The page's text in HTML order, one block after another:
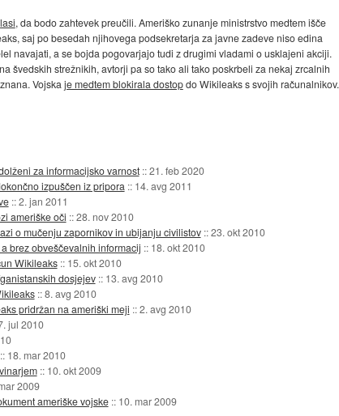
, da bodo zahtevek preučili. Ameriško zunanje ministrstvo medtem išče
saj po besedah njihovega podsekretarja za javne zadeve niso edina
navajati, a se bojda pogovarjajo tudi z drugimi vladami o usklajeni akciji.
švedskih strežnikih, avtorji pa so tako ali tako poskrbeli za nekaj zrcalnih
Vojska je medtem blokirala dostopdo Wikileaks s svojih računalnikov.
za informacijsko varnost ::21. feb 2020
izpuščen iz pripora :: 14. avg 2011
::2. jan 2011
ameriške oči ::28. nov 2010
o mučenju zapornikov in ubijanju civilistov ::23. okt 2010
brez obveščevalnih informacij :: 18. okt 2010
Wikileaks :: 15. okt 2010
dosjejev :: 13. avg 2010
::8. avg 2010
pridržan na ameriški meji ::2. avg 2010
jul 2010
:: 18. mar 2010
:: 10. okt 2009
2009
ameriške vojske :: 10. mar 2009